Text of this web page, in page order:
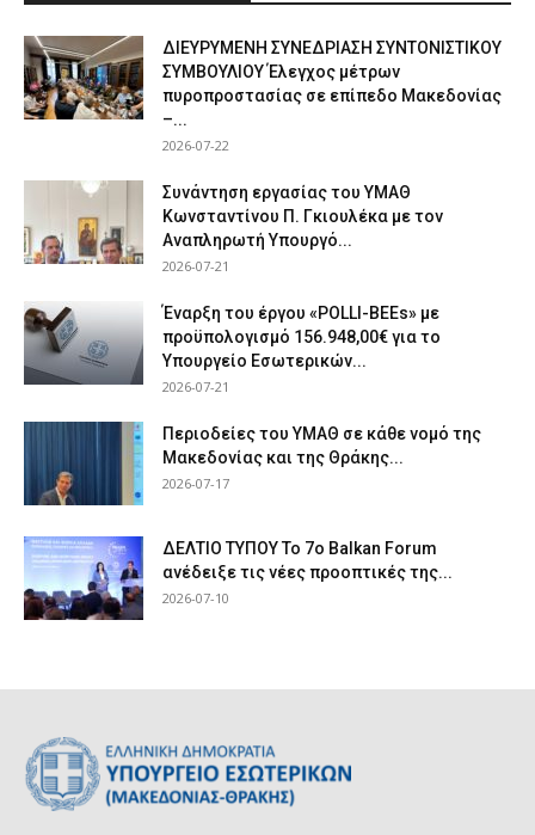
ΔΙΕΥΡΥΜΕΝΗ ΣΥΝΕΔΡΙΑΣΗ ΣΥΝΤΟΝΙΣΤΙΚΟΥ
ΣΥΜΒΟΥΛΙΟΥ Έλεγχος μέτρων
πυροπροστασίας σε επίπεδο Μακεδονίας
–...
2026-07-22
Συνάντηση εργασίας του ΥΜΑΘ
Κωνσταντίνου Π. Γκιουλέκα με τον
Αναπληρωτή Υπουργό...
2026-07-21
Έναρξη του έργου «POLLI-BEEs» με
προϋπολογισμό 156.948,00€ για το
Υπουργείο Εσωτερικών...
2026-07-21
Περιοδείες του ΥΜΑΘ σε κάθε νομό της
Μακεδονίας και της Θράκης...
2026-07-17
ΔΕΛΤΙΟ ΤΥΠΟΥ Το 7ο Balkan Forum
ανέδειξε τις νέες προοπτικές της...
2026-07-10